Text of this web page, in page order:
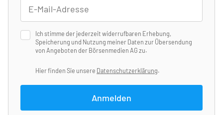
Ich stimme der jederzeit widerrufbaren Erhebung,
Speicherung und Nutzung meiner Daten zur Übersendung
von Angeboten der Börsenmedien AG zu.
Hier finden Sie unsere Datenschutzerklärung.
Anmelden